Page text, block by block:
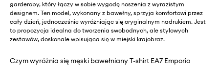
garderoby, który łączy w sobie wygodę noszenia z wyrazistym
designem. Ten model, wykonany z bawełny, sprzyja komfortowi przez
cały dzień, jednocześnie wyróżniając się oryginalnym nadrukiem. Jest
to propozycja idealna do tworzenia swobodnych, ale stylowych
zestawów, doskonale wpisująca się w miejski krajobraz.
Czym wyróżnia się męski bawełniany T-shirt EA7 Emporio